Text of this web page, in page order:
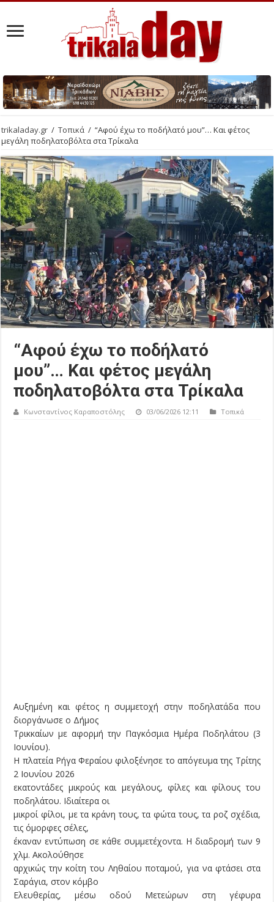
trikaladay.gr / Τοπικά / “Αφού έχω το ποδήλατό μου”… Και φέτος
μεγάλη ποδηλατοβόλτα στα Τρίκαλα
“Αφού έχω το ποδήλατό
μου”… Και φέτος μεγάλη
ποδηλατοβόλτα στα Τρίκαλα
Κωνσταντίνος Καραποστόλης 03/06/2026 12:11 Τοπικά
Αυξημένη και φέτος η συμμετοχή στην ποδηλατάδα που
διοργάνωσε ο Δήμος
Τρικκαίων με αφορμή την Παγκόσμια Ημέρα Ποδηλάτου (3
Ιουνίου).
Η πλατεία Ρήγα Φεραίου φιλοξένησε το απόγευμα της Τρίτης
2 Ιουνίου 2026
εκατοντάδες μικρούς και μεγάλους, φίλες και φίλους του
ποδηλάτου. Ιδιαίτερα οι
μικροί φίλοι, με τα κράνη τους, τα φώτα τους, τα ροζ σχέδια,
τις όμορφες σέλες,
έκαναν εντύπωση σε κάθε συμμετέχοντα. Η διαδρομή των 9
χλμ. Ακολούθησε
αρχικώς την κοίτη του Ληθαίου ποταμού, για να φτάσει στα
Σαράγια, στον κόμβο
Ελευθερίας, μέσω οδού Μετεώρων στη γέφυρα